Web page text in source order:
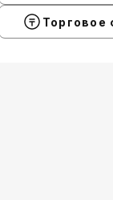
Торговое